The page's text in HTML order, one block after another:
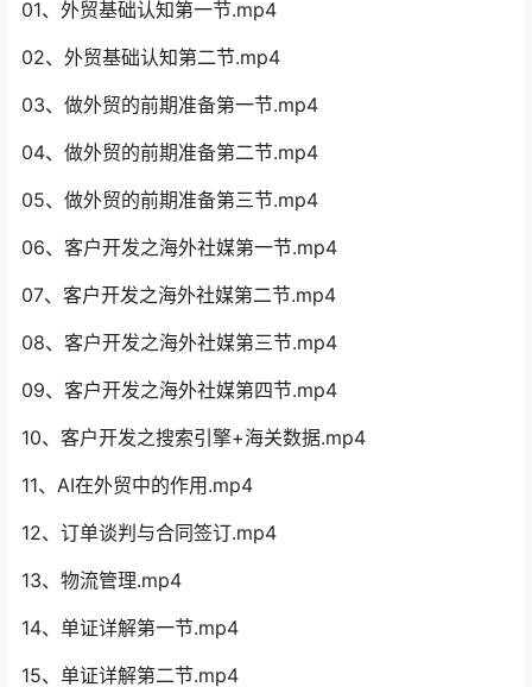
01、外贸基础认知第一节.mp4
02、外贸基础认知第二节.mp4
03、做外贸的前期准备第一节.mp4
04、做外贸的前期准备第二节.mp4
05、做外贸的前期准备第三节.mp4
06、客户开发之海外社媒第一节.mp4
07、客户开发之海外社媒第二节.mp4
08、客户开发之海外社媒第三节.mp4
09、客户开发之海外社媒第四节.mp4
10、客户开发之搜索引擎+海关数据.mp4
11、AI在外贸中的作用.mp4
12、订单谈判与合同签订.mp4
13、物流管理.mp4
14、单证详解第一节.mp4
15、单证详解第二节.mp4